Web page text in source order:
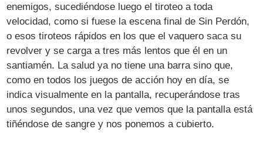
enemigos, sucediéndose luego el tiroteo a toda
velocidad, como si fuese la escena final de Sin Perdón,
o esos tiroteos rápidos en los que el vaquero saca su
revolver y se carga a tres más lentos que él en un
santiamén. La salud ya no tiene una barra sino que,
como en todos los juegos de acción hoy en día, se
indica visualmente en la pantalla, recuperándose tras
unos segundos, una vez que vemos que la pantalla está
tiñéndose de sangre y nos ponemos a cubierto.